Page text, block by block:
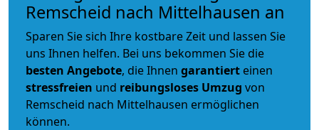
Remscheid nach Mittelhausen an
Sparen Sie sich Ihre kostbare Zeit und lassen Sie
uns Ihnen helfen. Bei uns bekommen Sie die
besten Angebote, die Ihnen garantiert einen
stressfreien und reibungsloses Umzug von
Remscheid nach Mittelhausen ermöglichen
können.